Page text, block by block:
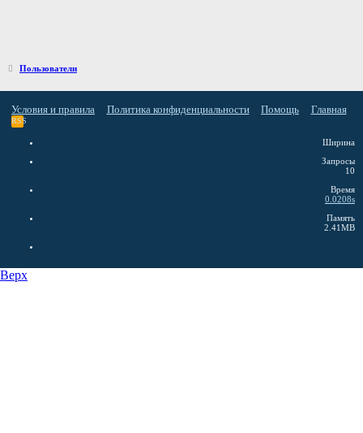
Пользователи
Условия и правила Политика конфиденциальности Помощь Главная
RSS
Ширина
Запросы
10
Время
0.0208s
Память
2.41MB
Верх